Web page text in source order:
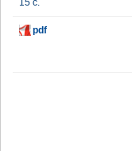
15 с.
pdf